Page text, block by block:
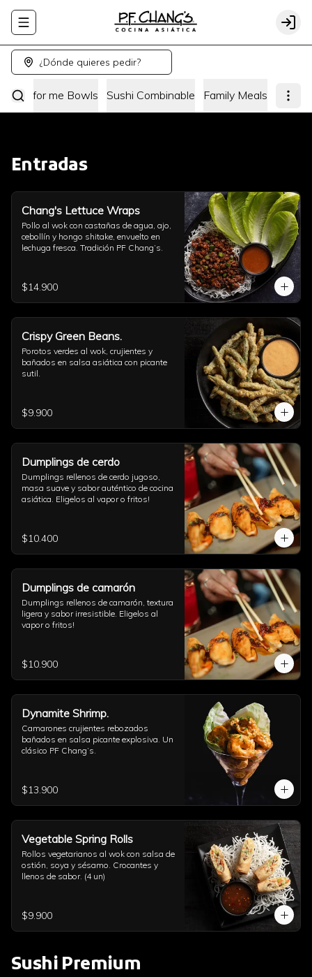
Abrir menu de navegación Login
¿Dónde quieres pedir?
for me Bowls Sushi Combinable Family Meals
Entradas
Chang's Lettuce Wraps
Pollo al wok con castañas de agua, ajo,
cebollín y hongo shitake, envuelto en
lechuga fresca. Tradición PF Chang’s.
$14.900
Crispy Green Beans.
Porotos verdes al wok, crujientes y
bañados en salsa asiática con picante
sutil.
$9.900
Dumplings de cerdo
Dumplings rellenos de cerdo jugoso,
masa suave y sabor auténtico de cocina
asiática. Eligelos al vapor o fritos!
$10.400
Dumplings de camarón
Dumplings rellenos de camarón, textura
ligera y sabor irresistible. Eligelos al
vapor o fritos!
$10.900
Dynamite Shrimp.
Camarones crujientes rebozados
bañados en salsa picante explosiva. Un
clásico PF Chang’s.
$13.900
Vegetable Spring Rolls
Rollos vegetarianos al wok con salsa de
ostión, soya y sésamo. Crocantes y
llenos de sabor. (4 un)
$9.900
Sushi Premium